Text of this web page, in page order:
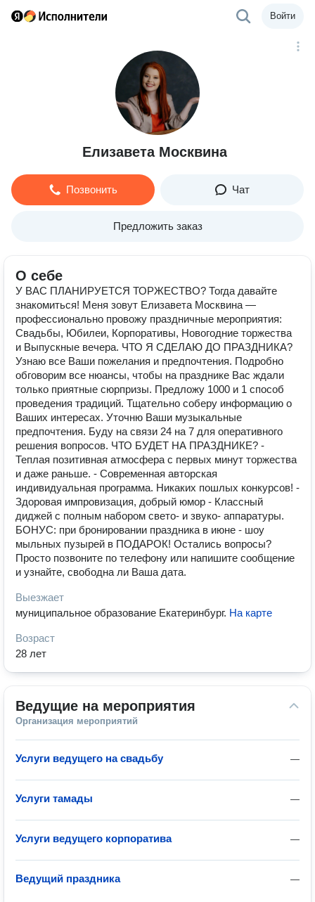
Войти
Елизавета Москвина
Позвонить Чат
Предложить заказ
О себе
У ВАС ПЛАНИРУЕТСЯ ТОРЖЕСТВО? Тогда давайте
знакомиться! Меня зовут Елизавета Москвина —
профессионально провожу праздничные мероприятия:
Свадьбы, Юбилеи, Корпоративы, Новогодние торжества
и Выпускные вечера. ЧТО Я СДЕЛАЮ ДО ПРАЗДНИКА?
Узнаю все Ваши пожелания и предпочтения. Подробно
обговорим все нюансы, чтобы на празднике Вас ждали
только приятные сюрпризы. Предложу 1000 и 1 способ
проведения традиций. Тщательно соберу информацию о
Ваших интересах. Уточню Ваши музыкальные
предпочтения. Буду на связи 24 на 7 для оперативного
решения вопросов. ЧТО БУДЕТ НА ПРАЗДНИКЕ? -
Теплая позитивная атмосфера с первых минут торжества
и даже раньше. - Современная авторская
индивидуальная программа. Никаких пошлых конкурсов! -
Здоровая импровизация, добрый юмор - Классный
диджей с полным набором свето- и звуко- аппаратуры.
БОНУС: при бронировании праздника в июне - шоу
мыльных пузырей в ПОДАРОК! Остались вопросы?
Просто позвоните по телефону или напишите сообщение
и узнайте, свободна ли Ваша дата.
Выезжает
муниципальное образование Екатеринбург. На карте
Возраст
28 лет
Ведущие на мероприятия
Организация мероприятий
—
Услуги ведущего на свадьбу
—
Услуги тамады
—
Услуги ведущего корпоратива
—
Ведущий праздника